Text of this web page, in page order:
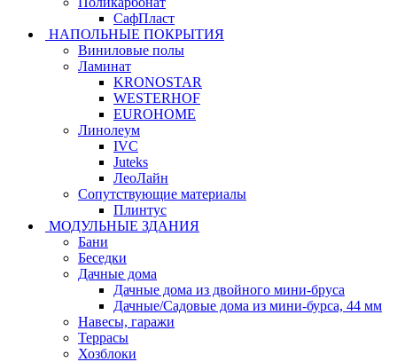
СафПласт
НАПОЛЬНЫЕ ПОКРЫТИЯ
Виниловые полы
Ламинат
KRONOSTAR
WESTERHOF
EUROHOME
Линолеум
IVC
Juteks
ЛеоЛайн
Сопутствующие материалы
Плинтус
МОДУЛЬНЫЕ ЗДАНИЯ
Бани
Беседки
Дачные дома
Дачные дома из двойного мини-бруса
Дачные/Садовые дома из мини-бурса, 44 мм
Навесы, гаражи
Террасы
Хозблоки